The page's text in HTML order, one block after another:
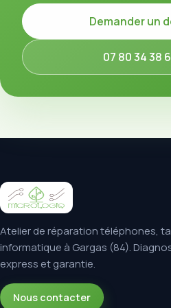
Demander un
07 80 34 38
Atelier de réparation téléphones,
informatique à Gargas (84).
express et garantie.
Nous contacter